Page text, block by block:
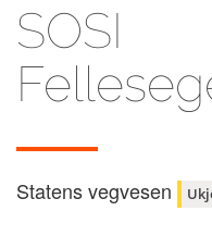
SOSI
Statens vegvesen